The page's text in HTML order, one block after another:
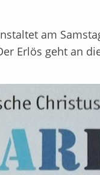
am
Erlös geht an